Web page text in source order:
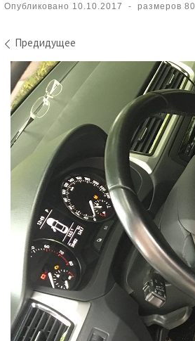
Опубликовано 10.10.2017 - размеров
Навигация по
Предидущее